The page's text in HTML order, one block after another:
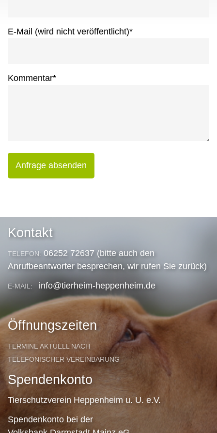
E-Mail (wird nicht veröffentlicht)*
Kommentar*
Anfrage absenden
Kontakt
TELEFON: 06252 72637 (bitte auch den
Anrufbeantworter besprechen, wir rufen Sie zurück)
E-MAIL: info@tierheim-heppenheim.de
Öffnungszeiten
TERMINE AKTUELL NACH
TELEFONISCHER VEREINBARUNG
Spendenkonto
Tierschutzverein Heppenheim u. U. e.V.
Spendenkonto bei der